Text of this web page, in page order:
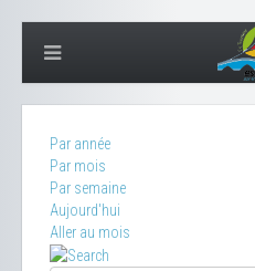
Par année
Par mois
Par semaine
Aujourd'hui
Aller au mois